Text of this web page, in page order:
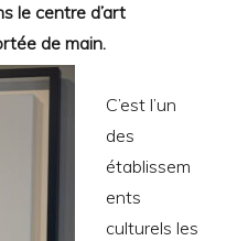
le centre d’art
de main.
C’est l’un
des
établissem
ents
culturels les